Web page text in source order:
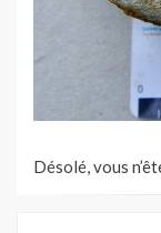
Désolé, vous